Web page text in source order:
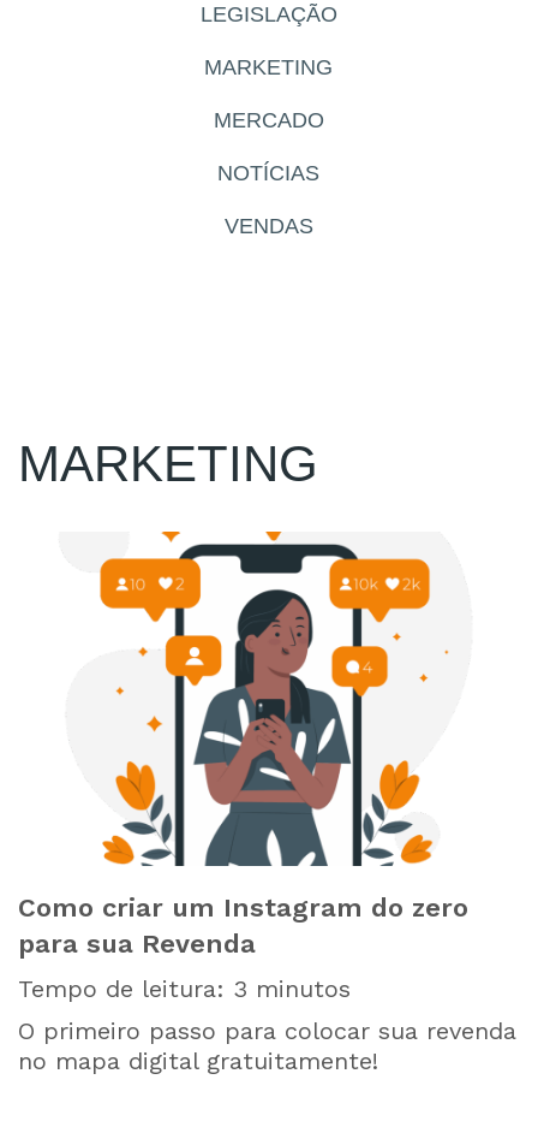
LEGISLAÇÃO
MARKETING
MERCADO
NOTÍCIAS
VENDAS
MARKETING
Como criar um Instagram do zero
para sua Revenda
Tempo de leitura: 3 minutos
O primeiro passo para colocar sua revenda
no mapa digital gratuitamente!